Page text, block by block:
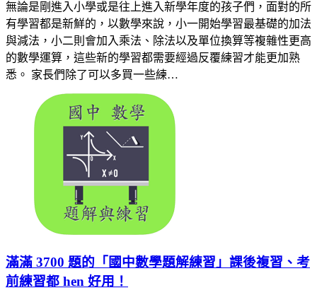
無論是剛進入小學或是往上進入新學年度的孩子們，面對的所
有學習都是新鮮的，以數學來說，小一開始學習最基礎的加法
與減法，小二則會加入乘法、除法以及單位換算等複雜性更高
的數學運算，這些新的學習都需要經過反覆練習才能更加熟
悉。 家長們除了可以多買一些練…
滿滿 3700 題的「國中數學題解練習」課後複習、考
前練習都 hen 好用！